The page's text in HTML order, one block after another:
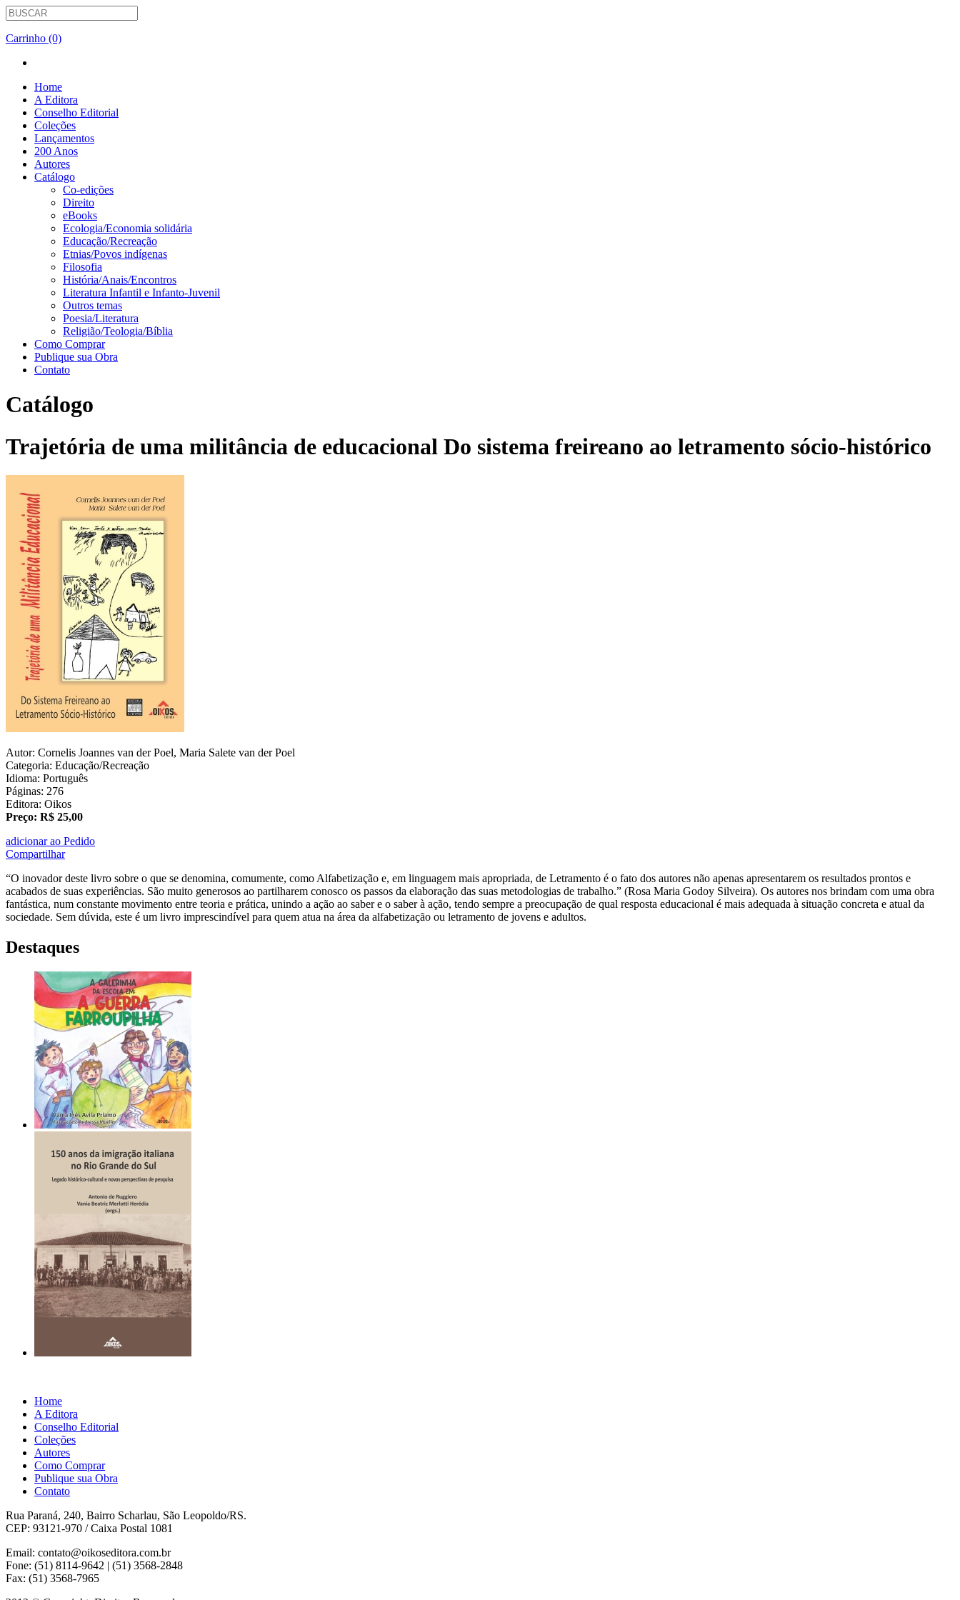
Carrinho (0)
Home
A Editora
Conselho Editorial
Coleções
Lançamentos
200 Anos
Autores
Catálogo
Co-edições
Direito
eBooks
Ecologia/Economia solidária
Educação/Recreação
Etnias/Povos indígenas
Filosofia
História/Anais/Encontros
Literatura Infantil e Infanto-Juvenil
Outros temas
Poesia/Literatura
Religião/Teologia/Bíblia
Como Comprar
Publique sua Obra
Contato
Catálogo
Trajetória de uma militância de educacional Do sistema freireano ao letramento sócio-histórico
Autor: Cornelis Joannes van der Poel, Maria Salete van der Poel
Categoria: Educação/Recreação
Idioma: Português
Páginas: 276
Editora: Oikos
Preço: R$ 25,00
adicionar ao Pedido
Compartilhar
“O inovador deste livro sobre o que se denomina, comumente, como Alfabetização e, em linguagem mais apropriada, de Letramento é o fato dos autores não apenas apresentarem os resultados prontos e
acabados de suas experiências. São muito generosos ao partilharem conosco os passos da elaboração das suas metodologias de trabalho.” (Rosa Maria Godoy Silveira). Os autores nos brindam com uma obra
fantástica, num constante movimento entre teoria e prática, unindo a ação ao saber e o saber à ação, tendo sempre a preocupação de qual resposta educacional é mais adequada à situação concreta e atual da
sociedade. Sem dúvida, este é um livro imprescindível para quem atua na área da alfabetização ou letramento de jovens e adultos.
Destaques
Home
A Editora
Conselho Editorial
Coleções
Autores
Como Comprar
Publique sua Obra
Contato
Rua Paraná, 240, Bairro Scharlau, São Leopoldo/RS.
CEP: 93121-970 / Caixa Postal 1081
Email: contato@oikoseditora.com.br
Fone: (51) 8114-9642 | (51) 3568-2848
Fax: (51) 3568-7965